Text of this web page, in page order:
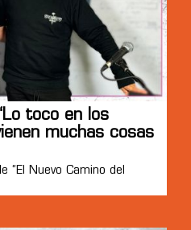
toco en los
muchas cosas
Nuevo Camino del